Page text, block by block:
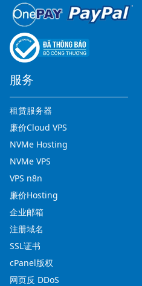
服务
租赁服务器
廉价Cloud VPS
NVMe Hosting
NVMe VPS
VPS n8n
廉价Hosting
企业邮箱
注册域名
SSL证书
cPanel版权
网页反 DDoS